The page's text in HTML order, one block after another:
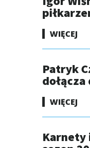
WIĘCEJ
Patryk
WIĘCEJ
Karnety